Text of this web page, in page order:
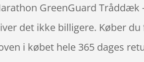
GreenGuard Tråddæk
det ikke billigere. Køber
i købet hele 365 dages